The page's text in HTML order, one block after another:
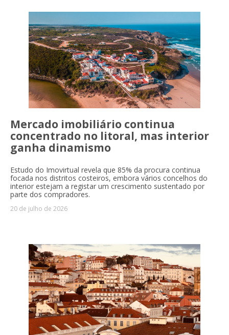
Mercado imobiliário continua
concentrado no litoral, mas interior
ganha dinamismo
Estudo do Imovirtual revela que 85% da procura continua
focada nos distritos costeiros, embora vários concelhos do
interior estejam a registar um crescimento sustentado por
parte dos compradores.
20 de julho de 2026